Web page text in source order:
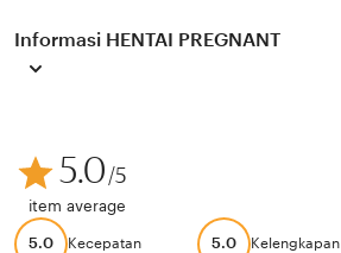
Informasi HENTAI PREGNANT
5.0/5
item average
5.0 Kecepatan 5.0 Kelengkapan